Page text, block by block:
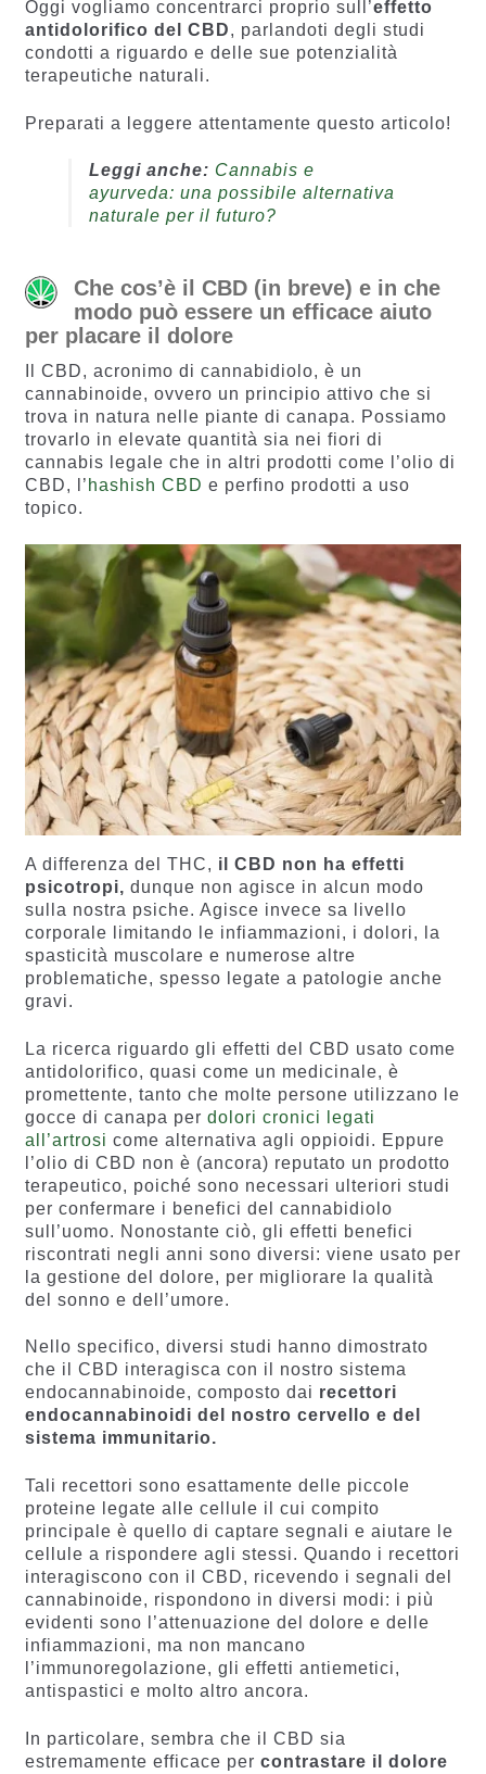
Oggi vogliamo concentrarci proprio sull’effetto
antidolorifico del CBD, parlandoti degli studi
condotti a riguardo e delle sue potenzialità
terapeutiche naturali.
Preparati a leggere attentamente questo articolo!
Leggi anche: Cannabis e
ayurveda: una possibile alternativa
naturale per il futuro?
Che cos’è il CBD (in breve) e in che
modo può essere un efficace aiuto
per placare il dolore
Il CBD, acronimo di cannabidiolo, è un
cannabinoide, ovvero un principio attivo che si
trova in natura nelle piante di canapa. Possiamo
trovarlo in elevate quantità sia nei fiori di
cannabis legale che in altri prodotti come l’olio di
CBD, l’ hashish CBD e perfino prodotti a uso
topico.
A differenza del THC, il CBD non ha effetti
psicotropi, dunque non agisce in alcun modo
sulla nostra psiche. Agisce invece sa livello
corporale limitando le infiammazioni, i dolori, la
spasticità muscolare e numerose altre
problematiche, spesso legate a patologie anche
gravi.
La ricerca riguardo gli effetti del CBD usato come
antidolorifico, quasi come un medicinale, è
promettente, tanto che molte persone utilizzano le
gocce di canapa per dolori cronici legati
all’artrosi come alternativa agli oppioidi. Eppure
l’olio di CBD non è (ancora) reputato un prodotto
terapeutico, poiché sono necessari ulteriori studi
per confermare i benefici del cannabidiolo
sull’uomo. Nonostante ciò, gli effetti benefici
riscontrati negli anni sono diversi: viene usato per
la gestione del dolore, per migliorare la qualità
del sonno e de ll’umore.
Nello specifico, diversi studi hanno dimostrato
che il CBD interagisca con il nostro sistema
endocannabinoide, composto dai recettori
endocannabinoidi del nostro cervello e del
sistema immunitario.
Tali recettori sono esattamente delle piccole
proteine legate alle cellule il cui compito
principale è quello di captare segnali e aiutare le
cellule a rispondere agli stessi. Quando i recettori
interagiscono con il CBD, ricevendo i segnali del
cannabinoide, rispondono in diversi modi: i più
evidenti sono l’attenuazione del dolore e delle
infiammazioni, ma non mancano
l’immunoregolazione, gli effetti antiemetici,
antispastici e molto altro ancora.
In particolare, sembra che il CBD sia
estremamente efficace per contrastare il dolore